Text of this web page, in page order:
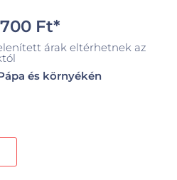
Ft*
árak eltérhetnek az
és környékén